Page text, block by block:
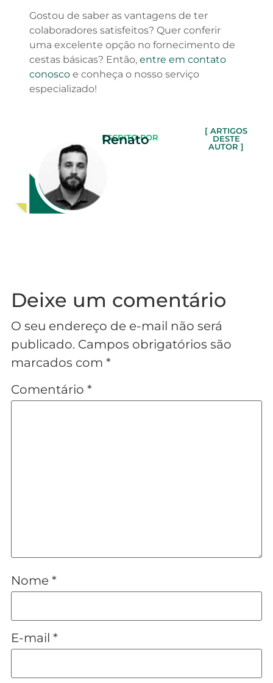
Gostou de saber as vantagens de ter
colaboradores satisfeitos? Quer conferir
uma excelente opção no fornecimento de
cestas básicas? Então, entre em contato
conoscoe conheça o nosso serviço
especializado!
ESCRITO POR
Renato
[ ARTIGOS
DESTE
AUTOR ]
Deixe um comentário
O seu endereço de e-mail não será
publicado. Campos obrigatórios são
marcados com *
Comentário *
Nome *
E-mail *